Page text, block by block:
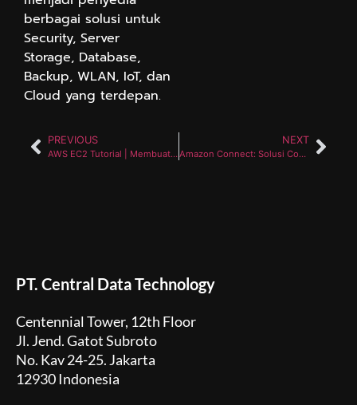
berbagai solusi untuk
Security, Server
Storage, Database,
Backup, WLAN, IoT, dan
Cloud yang terdepan.
PREVIOUS
AWS EC2 Tutorial | Membuat EC2 Instance dengan Amazon Linux AMI | AWS EC2 | Central Data Technology
NEXT
Amazon Connect: Solusi Contact Center Dinamis untuk Bisnis Anda
PT. Central Data Technology
Centennial Tower, 12th Floor
Jl. Jend. Gatot Subroto
No. Kav 24-25. Jakarta
12930 Indonesia